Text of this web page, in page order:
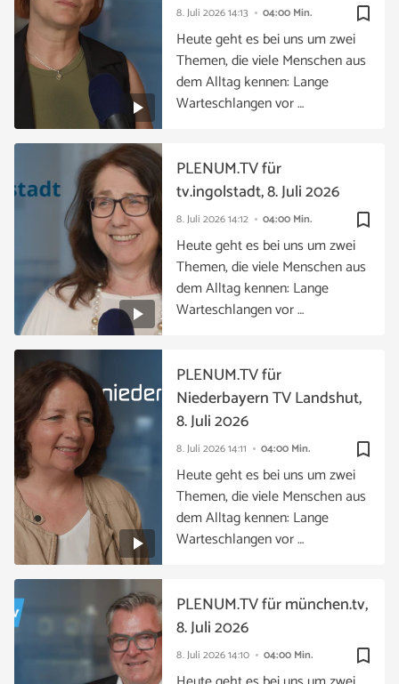
bookmark_border
8. Juli 202614:13 04:00 Min.
Heute geht es bei uns um zwei
Themen, die viele Menschen aus
dem Alltag kennen: Lange
Warteschlangen vor …
bookmark_border
8. Juli 202614:12 04:00 Min.
PLENUM.TV für
tv.ingolstadt, 8. Juli 2026
Heute geht es bei uns um zwei
Themen, die viele Menschen aus
dem Alltag kennen: Lange
Warteschlangen vor …
bookmark_border
8. Juli 202614:11 04:00 Min.
PLENUM.TV für
Niederbayern TV Landshut,
8. Juli 2026
Heute geht es bei uns um zwei
Themen, die viele Menschen aus
dem Alltag kennen: Lange
Warteschlangen vor …
bookmark_border
8. Juli 202614:10 04:00 Min.
PLENUM.TV für münchen.tv,
8. Juli 2026